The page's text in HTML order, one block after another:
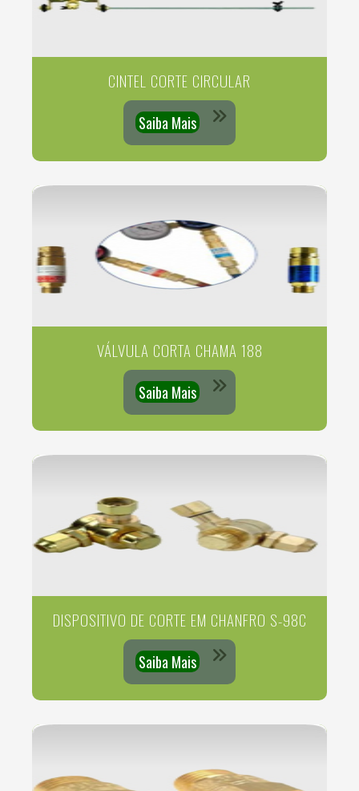
CINTEL CORTE CIRCULAR
Saiba Mais
VÁLVULA CORTA CHAMA 188
Saiba Mais
DISPOSITIVO DE CORTE EM CHANFRO S-98C
Saiba Mais